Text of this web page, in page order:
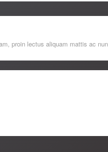
proin lectus aliquam mattis ac